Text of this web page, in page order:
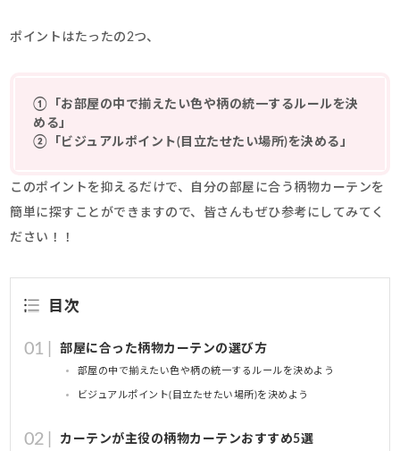
ポイントはたったの2つ、
①「お部屋の中で揃えたい色や柄の統一するルールを決
める」
②「ビジュアルポイント(目立たせたい場所)を決める」
このポイントを抑えるだけで、自分の部屋に合う柄物カーテンを
簡単に探すことができますので、皆さんもぜひ参考にしてみてく
ださい！！
目次
部屋に合った柄物カーテンの選び方
部屋の中で揃えたい色や柄の統一するルールを決めよう
ビジュアルポイント(目立たせたい場所)を決めよう
カーテンが主役の柄物カーテンおすすめ5選